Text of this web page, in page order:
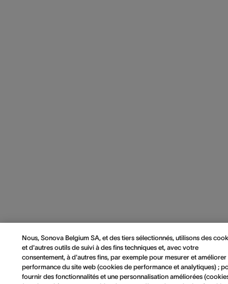
Nous, Sonova Belgium SA, et des tiers sélectionnés, utilisons des
et d'autres outils de suivi à des fins techniques et, avec votre
consentement, à d'autres fins, par exemple pour mesurer et améliorer
performance du site web (cookies de performance et analytiques) ;
fournir des fonctionnalités et une personnalisation améliorées